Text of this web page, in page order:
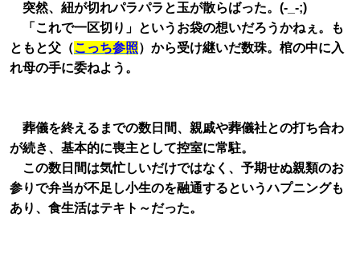
突然、紐が切れパラパラと玉が散らばった。(-_-;)
「これで一区切り」というお袋の想いだろうかねぇ。
も
ともと父（こっち参照）から受け継いだ数珠。棺の中に入
れ母の手に委ねよう。
葬儀を終えるまでの数日間、親戚や葬儀社との打ち合わ
が続き、 基本的に喪主として控室に常駐。
この数日間は気忙しいだけではなく、予期せぬ親類のお
参りで弁当が不足し小生のを融通するというハプニングも
あり、食生活はテキト～だった。